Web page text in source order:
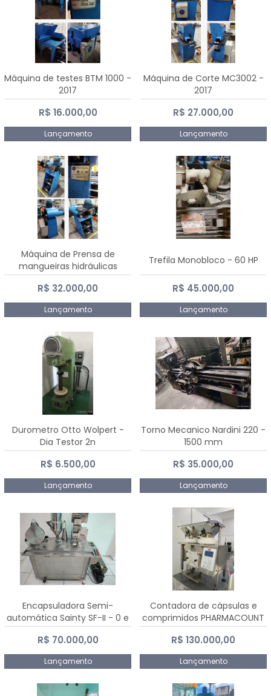
Máquina de testes BTM 1000 -
2017
R$ 16.000,00
Lançamento
Máquina de Corte MC3002 -
2017
R$ 27.000,00
Lançamento
Máquina de Prensa de
mangueiras hidráulicas
PE50TF - 2017
R$ 32.000,00
Lançamento
Trefila Monobloco - 60 HP
R$ 45.000,00
Lançamento
Durometro Otto Wolpert -
Dia Testor 2n
R$ 6.500,00
Lançamento
Torno Mecanico Nardini 220 -
1500 mm
R$ 35.000,00
Lançamento
Encapsuladora Semi-
automática Sainty SF-II - 0 e
00
R$ 70.000,00
Lançamento
Contadora de cápsulas e
comprimidos PHARMACOUNT
- 2-2R3
R$ 130.000,00
Lançamento